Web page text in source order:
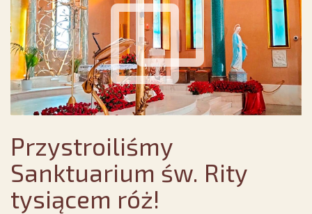
Przystroiliśmy
Sanktuarium św. Rity
tysiącem róż!